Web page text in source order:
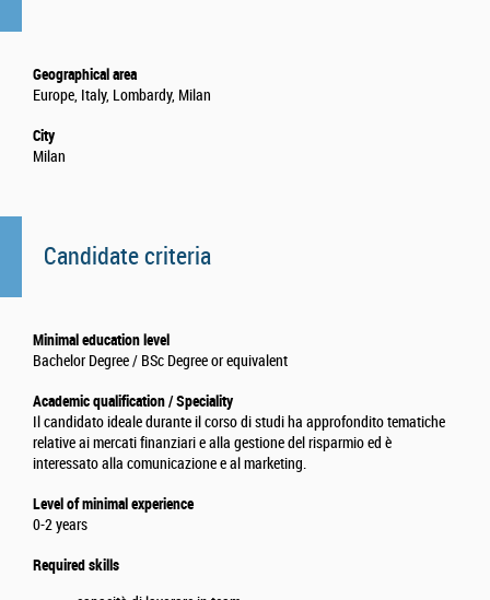
Geographical area
Europe, Italy, Lombardy, Milan
City
Milan
Candidate criteria
Minimal education level
Bachelor Degree / BSc Degree or equivalent
Academic qualification / Speciality
Il candidato ideale durante il corso di studi ha approfondito tematiche
relative ai mercati finanziari e alla gestione del risparmio ed è
interessato alla comunicazione e al marketing.
Level of minimal experience
0-2 years
Required skills